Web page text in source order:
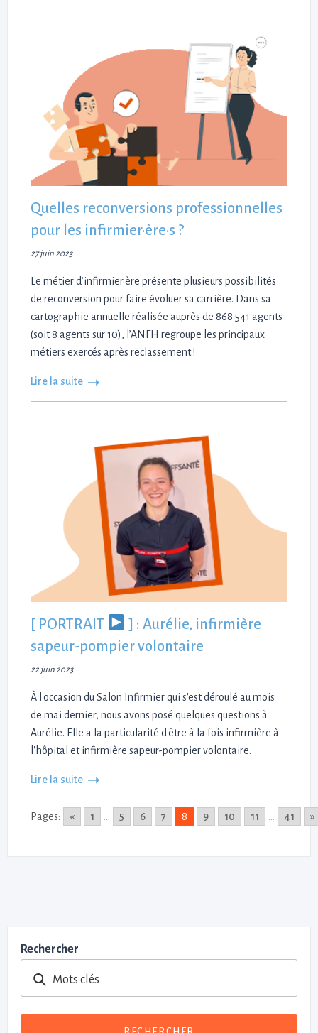
Quelles reconversions professionnelles
pour les infirmier·ère·s ?
27 juin 2023
Le métier d’infirmier·ère présente plusieurs possibilités
de reconversion pour faire évoluer sa carrière. Dans sa
cartographie annuelle réalisée auprès de 868 541 agents
(soit 8 agents sur 10), l’ANFH regroupe les principaux
métiers exercés après reclassement !
Lire la suite
[ PORTRAIT
] : Aurélie, infirmière
sapeur-pompier volontaire
22 juin 2023
À l'occasion du Salon Infirmier qui s'est déroulé au mois
de mai dernier, nous avons posé quelques questions à
Aurélie. Elle a la particularité d'être à la fois infirmière à
l'hôpital et infirmière sapeur-pompier volontaire.
Lire la suite
Pages: « 1 ... 5 6 7 8 9 10 11 ... 41 »
Rechercher
Mots clés